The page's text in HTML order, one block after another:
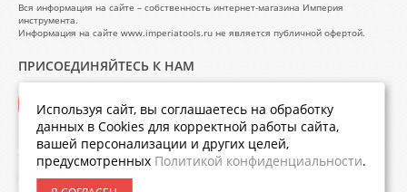
Вся информация на сайте – собственность интернет-магазина Империя
инструмента.
Информация на сайте www.imperiatools.ru не является публичной офертой.
ПРИСОЕДИНЯЙТЕСЬ К НАМ
Используя сайт, вы соглашаетесь на обработку
данных в Cookies для корректной работы сайта,
вашей персонализации и других целей,
предусмотренных Политикой конфиденциальности.